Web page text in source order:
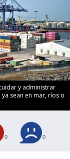
y administrar
sean en mar, ríos o
0 0